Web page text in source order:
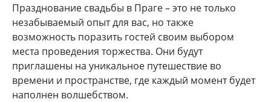
Празднование свадьбы в Праге – это не только
незабываемый опыт для вас, но также
возможность поразить гостей своим выбором
места проведения торжества. Они будут
приглашены на уникальное путешествие во
времени и пространстве, где каждый момент будет
наполнен волшебством.